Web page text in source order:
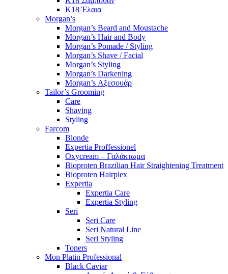
K18 Έλαια
Morgan’s
Morgan’s Beard and Moustache
Morgan’s Hair and Body
Morgan’s Pomade / Styling
Morgan’s Shave / Facial
Morgan’s Styling
Morgan’s Darkening
Morgan’s Αξεσουάρ
Tailor’s Grooming
Care
Shaving
Styling
Farcom
Blonde
Expertia Proffessionel
Oxycream – Γαλάκτωμα
Bioproten Brazilian Hair Straightening Treatment
Bioproten Hairplex
Expertia
Expertia Care
Expertia Styling
Seri
Seri Care
Seri Natural Line
Seri Styling
Toners
Mon Platin Professional
Black Caviar